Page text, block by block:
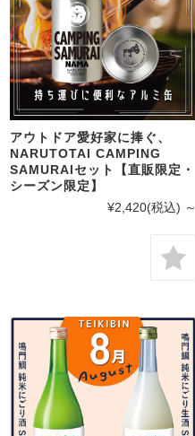
アウトドア愛好家に捧ぐ、
NARUTOTAI CAMPING
SAMURAIセット【直販限定・
シーズン限定】
¥2,420(税込) ～